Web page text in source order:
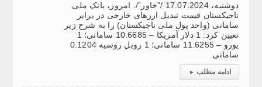
دوشنبه، 17.07.2024 /”خاور”/. امروز، بانک ملی
تاجیکستان قیمت تبدیل ارزهای خارجی در برابر
سامانی (واحد پول ملی تاجیکستان) را به شرح زیر
تعیین کرد: 1 دلار آمریکا – 10.6685 سامانی؛ 1
یورو – 11.6255 سامانی؛ 1 روبل روسیه 0.1204
سامانی
ادامه مطلب ▸